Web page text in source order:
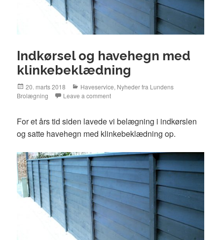
Indkørsel og havehegn med
klinkebeklædning
Posted
on
20. marts 2018 Categories
Haveservice, Nyheder fra Lundens
Brolægning
Leave a comment
For et års tid siden lavede vi belægning i indkørslen
og satte havehegn med klinkebeklædning op.